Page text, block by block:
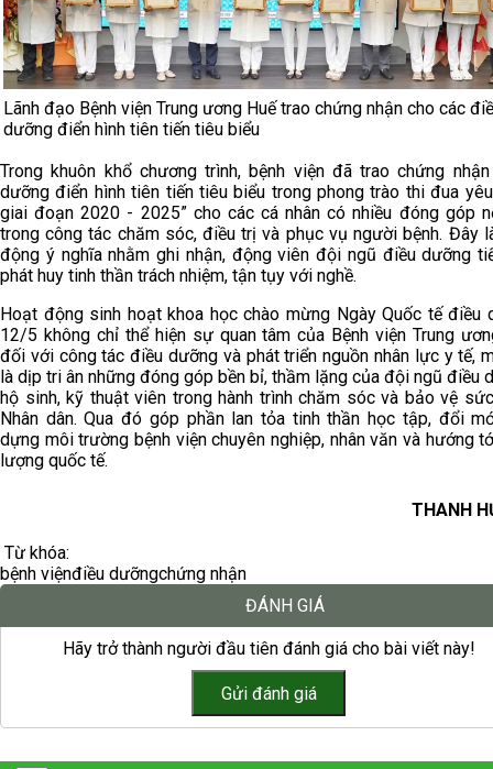
Lãnh đạo Bệnh viện Trung ương Huế trao chứng nhận cho các
dưỡng điển hình tiên tiến tiêu biểu
Trong khuôn khổ chương trình, bệnh viện đã trao chứng nhận
dưỡng điển hình tiên tiến tiêu biểu trong phong trào thi đua
giai đoạn 2020 - 2025” cho các cá nhân có nhiều đóng góp
trong công tác chăm sóc, điều trị và phục vụ người bệnh. Đây
động ý nghĩa nhằm ghi nhận, động viên đội ngũ điều dưỡng
phát huy tinh thần trách nhiệm, tận tụy với nghề.
Hoạt động sinh hoạt khoa học chào mừng Ngày Quốc tế điều
12/5 không chỉ thể hiện sự quan tâm của Bệnh viện Trung
đối với công tác điều dưỡng và phát triển nguồn nhân lực y tế,
là dịp tri ân những đóng góp bền bỉ, thầm lặng của đội ngũ điều
hộ sinh, kỹ thuật viên trong hành trình chăm sóc và bảo vệ
Nhân dân. Qua đó góp phần lan tỏa tinh thần học tập, đổi
dựng môi trường bệnh viện chuyên nghiệp, nhân văn và hướng
lượng quốc tế.
THANH
Từ khóa:
bệnh việnđiều dưỡngchứng nhận
ĐÁNH GIÁ
Hãy trở thành người đầu tiên đánh giá cho bài viết này!